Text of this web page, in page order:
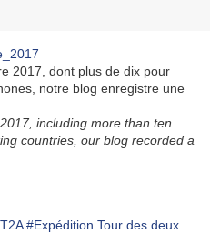
2017, dont plus de dix pour
notre blog enregistre une
including more than ten
countries, our blog recorded a
#Expédition Tour des deux